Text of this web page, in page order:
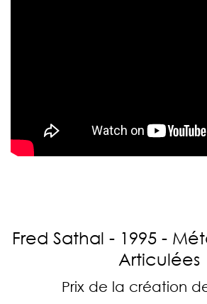
Fred Sathal - 1995 -
Articulées
Prix de la création